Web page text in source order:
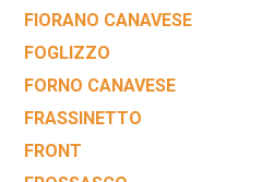
FIORANO CANAVESE
FOGLIZZO
FORNO CANAVESE
FRASSINETTO
FRONT